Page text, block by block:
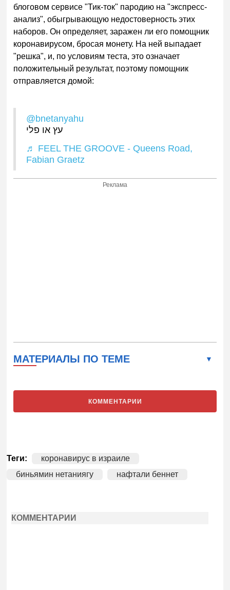
блоговом сервисе "Тик-ток" пародию на "экспресс-
анализ", обыгрывающую недостоверность этих
наборов. Он определяет, заражен ли его помощник
коронавирусом, бросая монету. На ней выпадает
"решка", и, по условиям теста, это означает
положительный результат, поэтому помощник
отправляется домой:
@bnetanyahu
עץ או פלי
♬ FEEL THE GROOVE - Queens Road,
Fabian Graetz
Реклама
МАТЕРИАЛЫ ПО ТЕМЕ
КОММЕНТАРИИ
Теги:
коронавирус в израиле
биньямин нетаниягу
нафтали беннет
КОММЕНТАРИИ